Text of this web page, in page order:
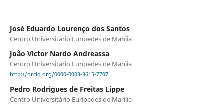
José Eduardo Lourenço dos Santos
Centro Universitário Eurípedes de Marília
João Victor Nardo Andreassa
Centro Universitário Eurípedes de Marília
http://orcid.org/0000-0003-3615-7707
Pedro Rodrigues de Freitas Lippe
Centro Universitário Eurípedes de Marília